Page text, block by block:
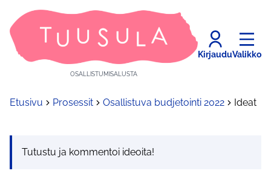
OSALLISTUMISALUSTA
KirjauduValikko
Etusivu Prosessit Osallistuva budjetointi 2022 Ideat
Tutustu ja kommentoi ideoita!